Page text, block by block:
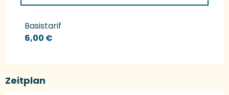
Preise 2027
Basistarif
6,00 €
Zeitplan